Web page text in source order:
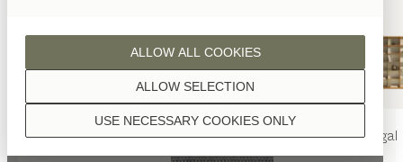
USE NECESSARY COOKIES ONLY
ALLOW SELECTION
ALLOW ALL COOKIES
nyaTisch nyaStuhl filignoRegal
CA114